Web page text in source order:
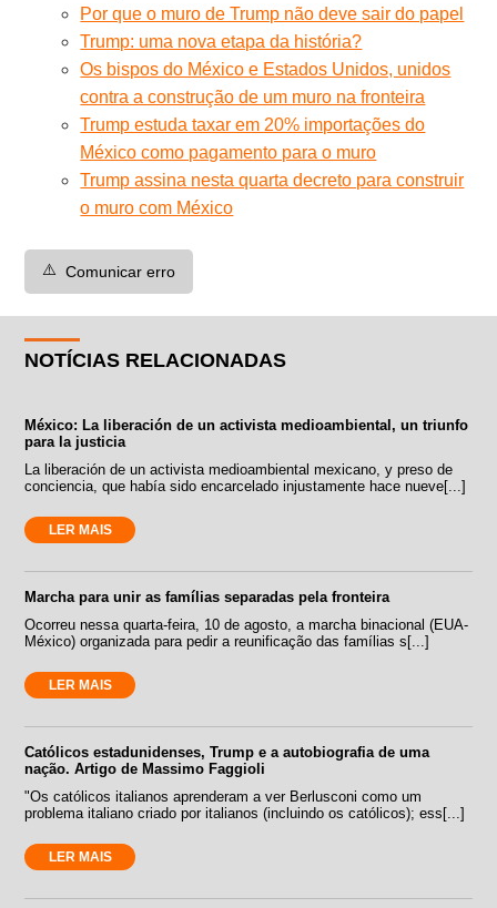
Por que o muro de Trump não deve sair do papel
Trump: uma nova etapa da história?
Os bispos do México e Estados Unidos, unidos
contra a construção de um muro na fronteira
Trump estuda taxar em 20% importações do
México como pagamento para o muro
Trump assina nesta quarta decreto para construir
o muro com México
⚠️ Comunicar erro
NOTÍCIAS RELACIONADAS
México: La liberación de un activista medioambiental, un triunfo
para la justicia
La liberación de un activista medioambiental mexicano, y preso de
conciencia, que había sido encarcelado injustamente hace nueve[...]
LER MAIS
Marcha para unir as famílias separadas pela fronteira
Ocorreu nessa quarta-feira, 10 de agosto, a marcha binacional (EUA-
México) organizada para pedir a reunificação das famílias s[...]
LER MAIS
Católicos estadunidenses, Trump e a autobiografia de uma
nação. Artigo de Massimo Faggioli
"Os católicos italianos aprenderam a ver Berlusconi como um
problema italiano criado por italianos (incluindo os católicos); ess[...]
LER MAIS